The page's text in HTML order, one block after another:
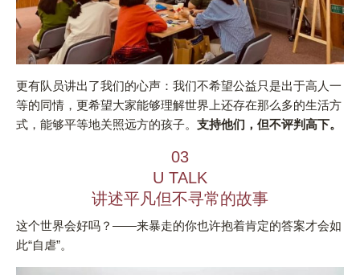
更有队员讲出了我们的心声：我们不希望公益只是出于高人一
等的同情，更希望大家能够理解世界上还存在那么多的生活方
式，能够平等地关照远方的孩子。 支持他们，但不评判高下。
03
U TALK
讲述平凡但不寻常的故事
这个世界会好吗？——来暴走的你也许抱着肯定的答案才会如
此“自虐”。